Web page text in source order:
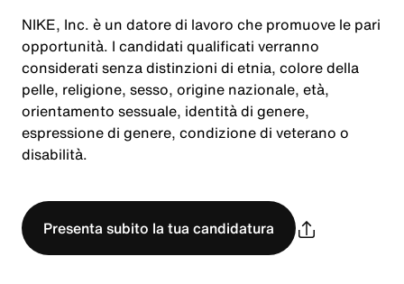
NIKE, Inc. è un datore di lavoro che promuove le pari
opportunità. I candidati qualificati verranno
considerati senza distinzioni di etnia, colore della
pelle, religione, sesso, origine nazionale, età,
orientamento sessuale, identità di genere,
espressione di genere, condizione di veterano o
disabilità.
Presenta subito la tua candidatura